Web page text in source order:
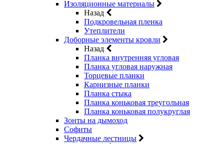
Изоляционные материалы
Назад
Подкровельная пленка
Утеплители
Доборные элементы кровли
Назад
Планка внутренняя угловая
Планка угловая наружная
Торцевые планки
Карнизные планки
Планка стыка
Планка коньковая треугольная
Планка коньковая полукруглая
Зонты на дымоход
Софиты
Чердачные лестницы